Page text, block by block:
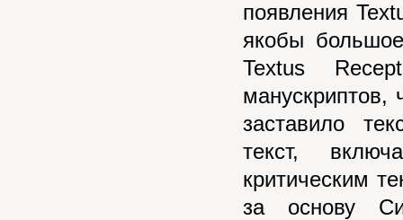
появления
якобы
Textus
манускриптов,
заставило
текст,
критическим
за основу